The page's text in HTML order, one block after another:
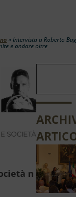
» Intervista a Roberto
e andare oltre
n